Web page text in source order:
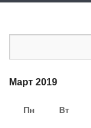
Март 2019
Пн Вт